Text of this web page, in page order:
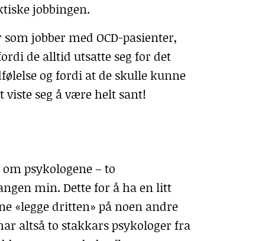
jobbingen.
jobber med OCD-pasienter,
de alltid utsatte seg for det
og fordi at de skulle kunne
viste seg å være helt sant!
psykologene – to
min. Dette for å ha en litt
«legge dritten» på noen andre
altså to stakkars psykologer fra